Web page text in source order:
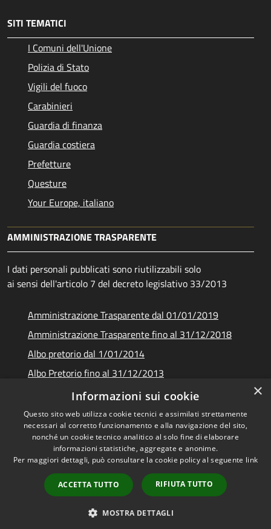
SITI TEMATICI
I Comuni dell'Unione
Polizia di Stato
Vigili del fuoco
Carabinieri
Guardia di finanza
Guardia costiera
Prefetture
Questure
Your Europe, italiano
AMMINISTRAZIONE TRASPARENTE
I dati personali pubblicati sono riutilizzabili solo
ai sensi dell'articolo 7 del decreto legislativo 33/2013
Amministrazione Trasparente dal 01/01/2019
Amministrazione Trasparente fino al 31/12/2018
Albo pretorio dal 1/01/2014
Albo Pretorio fino al 31/12/2013
Documenti e dati
RSS
Accessibilità
Copyright © 2026 • Unione dei
Comuni Montani Amiata
Grossetana • Powered by
Municipium•Accesso
×
Informazioni sui cookie
Questo sito web utilizza cookie tecnici e assimilati strettamente
necessari al corretto funzionamento e alla navigazione del sito,
nonché un cookie tecnico analitico al solo fine di elaborare
informazioni statistiche, aggregate e anonime.
Per maggiori dettagli, può consultare la cookie policy al seguente link
ACCETTA TUTTO RIFIUTA TUTTO
MOSTRA DETTAGLI